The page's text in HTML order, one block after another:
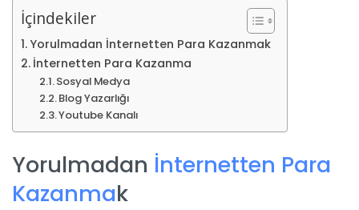
İçindekiler
Yorulmadan İnternetten Para Kazanmak
İnternetten Para Kazanma
Sosyal Medya
Blog Yazarlığı
Youtube Kanalı
Yorulmadan İnternetten Para
Kazanmak